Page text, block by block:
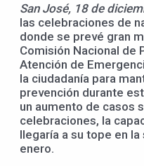
San José, 18 de
las celebraciones de
donde se prevé gran
Comisión Nacional de
Atención de
la ciudadanía para
prevención durante
un aumento de casos
celebraciones, la
llegaría a su tope en
enero.